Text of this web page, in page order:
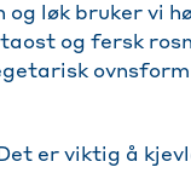
løk bruker vi
og fersk
ovnsform
er viktig å